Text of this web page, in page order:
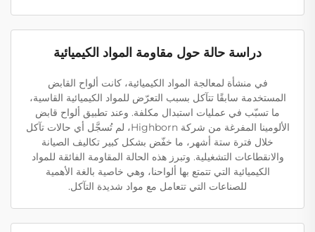
دراسة حالة حول مقاومة المواد الكيميائية
في منشأة لمعالجة المواد الكيميائية، كانت ألواح القابض
المستخدمة سابقًا تتآكل بسبب التعرّض للمواد الكيميائية القاسية،
ما تسبّب في عمليات استبدال مكلفة. وعند تطبيق ألواح قابض
الألومينا المفرغة من شركة Highborn، لم تُسجَّل أي حالات تآكل
خلال فترة ستة أشهر، ما خفّض بشكل كبير تكاليف الصيانة
والانقطاعات التشغيلية. وتبرز هذه الحالة المقاومة الفائقة للمواد
الكيميائية التي تتمتع بها ألواحنا، وهي خاصية بالغة الأهمية
للصناعات التي تتعامل مع مواد شديدة التآكل.